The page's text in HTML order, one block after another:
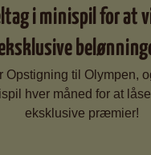
i minispil for at
Opstigning til Olympen,
hver måned for at
eksklusive præmier!